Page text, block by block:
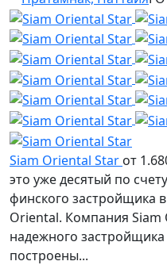
Siam Oriental Star от
это уже десятый по
финского застройщика
Oriental. Компания
надежного
построены...